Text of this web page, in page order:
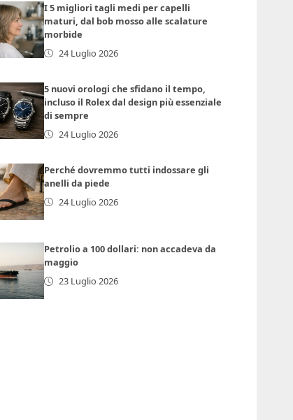
I 5 migliori tagli medi per capelli
maturi, dal bob mosso alle scalature
morbide
24 Luglio 2026
5 nuovi orologi che sfidano il tempo,
incluso il Rolex dal design più essenziale
di sempre
24 Luglio 2026
Perché dovremmo tutti indossare gli
anelli da piede
24 Luglio 2026
Petrolio a 100 dollari: non accadeva da
maggio
23 Luglio 2026